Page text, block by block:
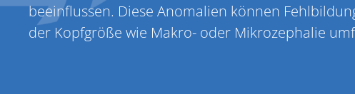
beeinflussen. Diese Anomalien können
der Kopfgröße wie Makro- oder Mikrozephalie